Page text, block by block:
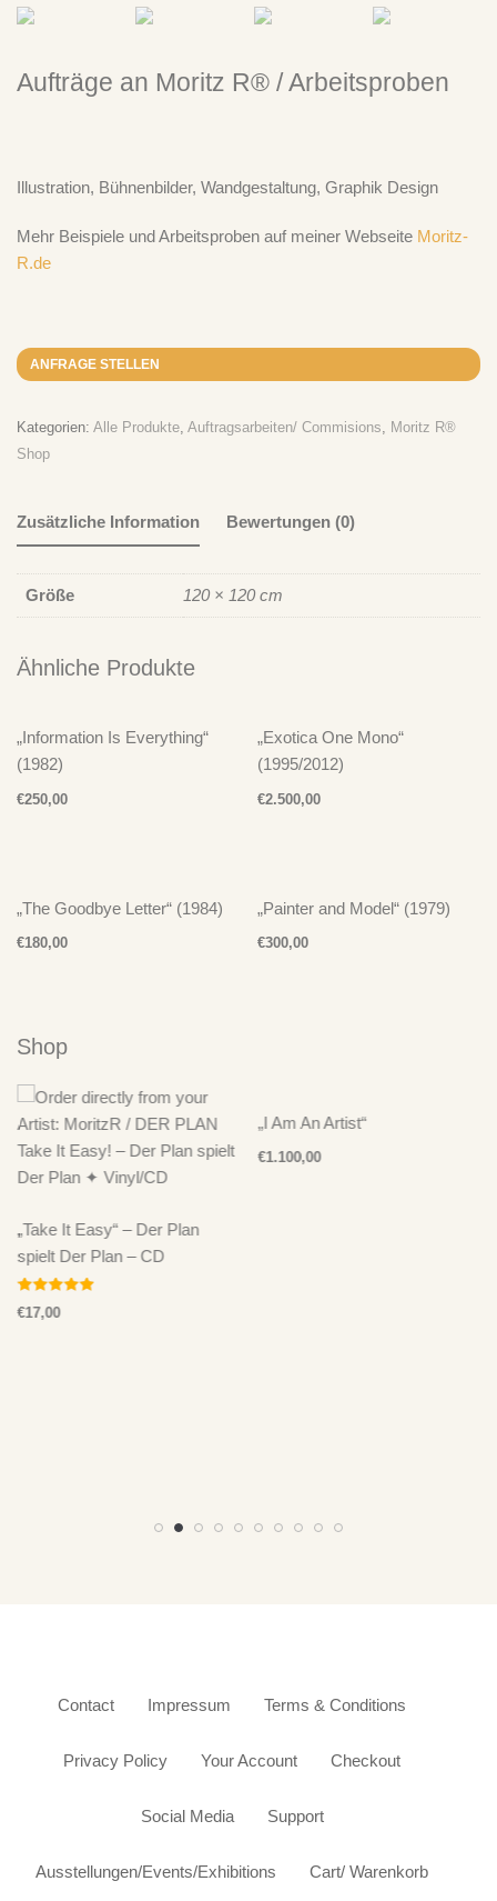
Aufträge an Moritz R® / Arbeitsproben
Illustration, Bühnenbilder, Wandgestaltung, Graphik Design
Mehr Beispiele und Arbeitsproben auf meiner Webseite Moritz-
R.de
ANFRAGE STELLEN
Kategorien: Alle Produkte Auftragsarbeiten/ Commisions
Moritz R®
Shop
Zusätzliche Information Bewertungen (0)
Größe 120 × 120 cm
Ähnliche Produkte
„Information Is Everything“
(1982)
€250,00
„Exotica One Mono“
(1995/2012)
€2.500,00
„The Goodbye Letter“ (1984)
€180,00
„Painter and Model“ (1979)
€300,00
Shop
„Take It Easy“ – Der Plan
spielt Der Plan – CD
Bewertet mit
5.00
€17,00
„I Am An Artist“
€1.100,00
Neuste Kommentare
Ich Bin Doofzu„Take It Easy“ – Der Plan spielt Der Plan – CD
Ich Bin Doof
Contact Impressum Terms & Conditions
Privacy Policy Your Account Checkout
Social Media Support
Ausstellungen/Events/Exhibitions Cart/ Warenkorb